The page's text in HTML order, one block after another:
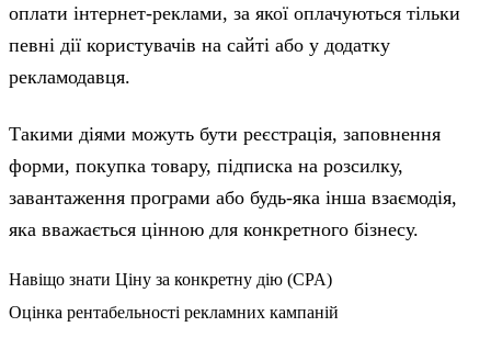
оплати інтернет-реклами, за якої оплачуються тільки
певні дії користувачів на сайті або у додатку
рекламодавця.
Такими діями можуть бути реєстрація, заповнення
форми, покупка товару, підписка на розсилку,
завантаження програми або будь-яка інша взаємодія,
яка вважається цінною для конкретного бізнесу.
Навіщо знати Ціну за конкретну дію (CPA)
Оцінка рентабельності рекламних кампаній